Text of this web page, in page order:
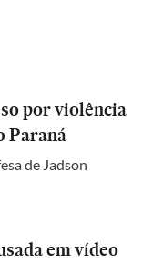
por violência
Paraná
de Jadson
em vídeo